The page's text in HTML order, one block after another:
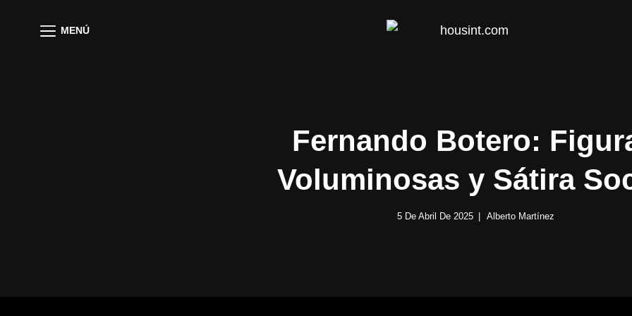
MENÚ
Fernando Botero:
Voluminosas y Sátira
5 De Abril De 2025 Alberto Martínez